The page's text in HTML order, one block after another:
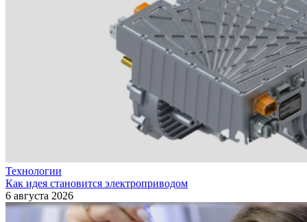
Технологии
Как идея становится электроприводом
6 августа 2026